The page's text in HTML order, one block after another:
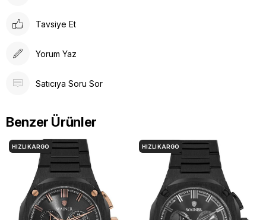
Tavsiye Et
Yorum Yaz
Satıcıya Soru Sor
Benzer Ürünler
HIZLI KARGO HIZLI KARGO